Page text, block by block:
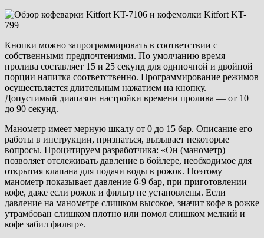
Кнопки можно запрограммировать в соответствии с
собственными предпочтениями. По умолчанию время
пролива составляет 15 и 25 секунд для одиночной и двойной
порции напитка соответственно. Программирование режимов
осуществляется длительным нажатием на кнопку.
Допустимый диапазон настройки времени пролива — от 10
до 90 секунд.
Манометр имеет мерную шкалу от 0 до 15 бар. Описание его
работы в инструкции, признаться, вызывает некоторые
вопросы. Процитируем разработчика: «Он (манометр)
позволяет отслеживать давление в бойлере, необходимое для
открытия клапана для подачи воды в рожок. Поэтому
манометр показывает давление 6-9 бар, при приготовлении
кофе, даже если рожок и фильтр не установлены. Если
давление на манометре слишком высокое, значит кофе в рожке
утрамбован слишком плотно или помол слишком мелкий и
кофе забил фильтр».